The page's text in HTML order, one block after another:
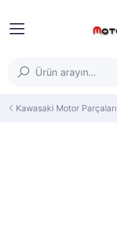
Kawasaki Motor Parçaları